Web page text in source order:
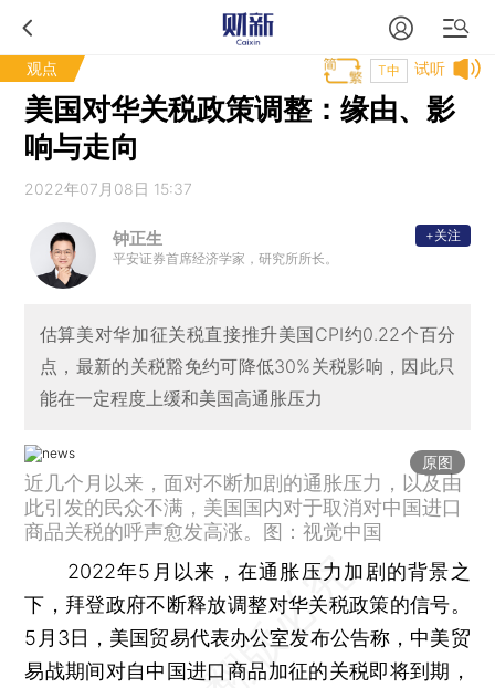
观点 试听
T中
美国对华关税政策调整：缘由、影
响与走向
2022年07月08日 15:37
钟正生
平安证券首席经济学家，研究所所长。
+关注
估算美对华加征关税直接推升美国CPI约0.22个百分
点，最新的关税豁免约可降低30%关税影响，因此只
能在一定程度上缓和美国高通胀压力
原图
近几个月以来，面对不断加剧的通胀压力，以及由
此引发的民众不满，美国国内对于取消对中国进口
商品关税的呼声愈发高涨。图：视觉中国
2022年5月以来，在通胀压力加剧的背景之
下，拜登政府不断释放调整对华关税政策的信号。
5月3日，美国贸易代表办公室发布公告称，中美贸
易战期间对自中国进口商品加征的关税即将到期，